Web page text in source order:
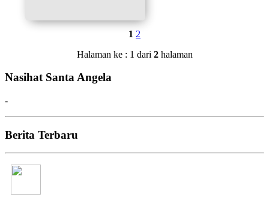
1 2
Halaman ke : 1 dari 2halaman
Nasihat Santa Angela
-
Berita Terbaru